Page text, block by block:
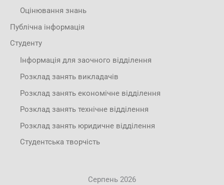
Оцінювання знань
Публічна інформація
Студенту
Інформація для заочного відділення
Розклад занять викладачів
Розклад занять економічне відділення
Розклад занять технічне відділення
Розклад занять юридичне відділення
Студентська творчість
Серпень 2026